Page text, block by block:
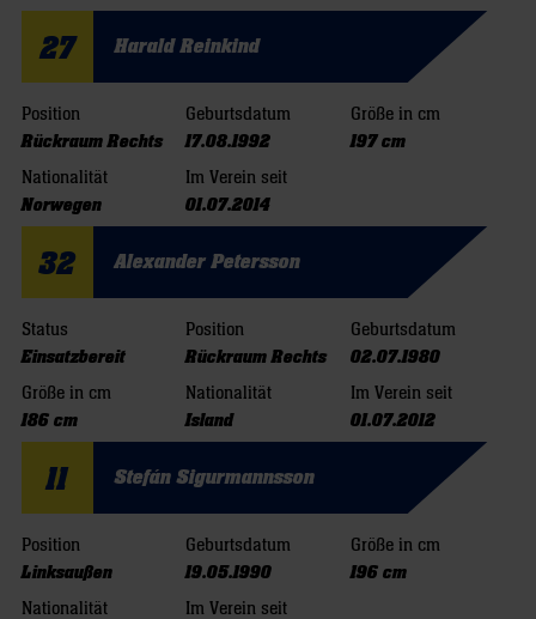
27 Harald Reinkind
Position
Rückraum Rechts
Geburtsdatum
17.08.1992
Größe in cm
197 cm
Nationalität
Norwegen
Im Verein seit
01.07.2014
32 Alexander Petersson
Status
Einsatzbereit
Position
Rückraum Rechts
Geburtsdatum
02.07.1980
Größe in cm
186 cm
Nationalität
Island
Im Verein seit
01.07.2012
11 Stefán Sigurmannsson
Position
Linksaußen
Geburtsdatum
19.05.1990
Größe in cm
196 cm
Nationalität
Im Verein seit